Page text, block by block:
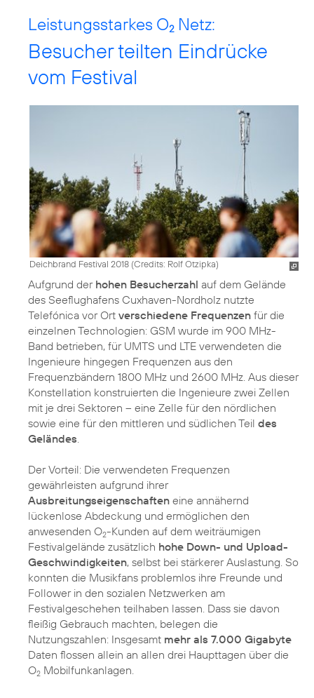
Leistungsstarkes O2 Netz:
Besucher teilten Eindrücke
vom Festival
Deichbrand Festival 2018 (Credits: Rolf Otzipka)
Aufgrund der hohen Besucherzahl auf dem Gelände
des Seeflughafens Cuxhaven-Nordholz nutzte
Telefónica vor Ort verschiedene Frequenzen für die
einzelnen Technologien: GSM wurde im 900 MHz-
Band betrieben, für UMTS und LTE verwendeten die
Ingenieure hingegen Frequenzen aus den
Frequenzbändern 1800 MHz und 2600 MHz. Aus dieser
Konstellation konstruierten die Ingenieure zwei Zellen
mit je drei Sektoren – eine Zelle für den nördlichen
sowie eine für den mittleren und südlichen Teil des
Geländes
Der Vorteil: Die verwendeten Frequenzen
gewährleisten aufgrund ihrer
Ausbreitungseigenschaften eine annähernd
lückenlose Abdeckung und ermöglichen den
anwesenden O2-Kunden auf dem weiträumigen
Festivalgelände zusätzlich hohe Down- und Upload-
Geschwindigkeiten, selbst bei stärkerer Auslastung. So
konnten die Musikfans problemlos ihre Freunde und
Follower in den sozialen Netzwerken am
Festivalgeschehen teilhaben lassen. Dass sie davon
fleißig Gebrauch machten, belegen die
Nutzungszahlen: Insgesamt mehr als 7.000 Gigabyte
Daten flossen allein an allen drei Haupttagen über die
O2 Mobilfunkanlagen.